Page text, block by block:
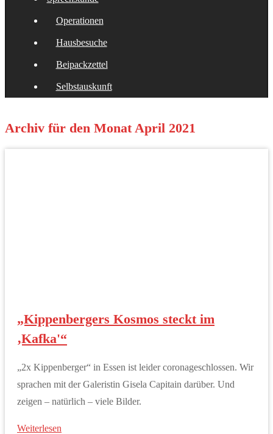
Operationen
Hausbesuche
Beipackzettel
Selbstauskunft
Archiv für den Monat April 2021
„Kippenbergers Kosmos steckt im
‚Kafka'“
„2x Kippenberger“ in Essen ist leider coronageschlossen. Wir
sprachen mit der Galeristin Gisela Capitain darüber. Und
zeigen – natürlich – viele Bilder.
Weiterlesen